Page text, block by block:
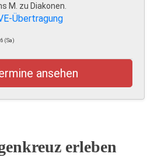
M. zu Diakonen.
Übertragung
(Sa)
ansehen
erleben